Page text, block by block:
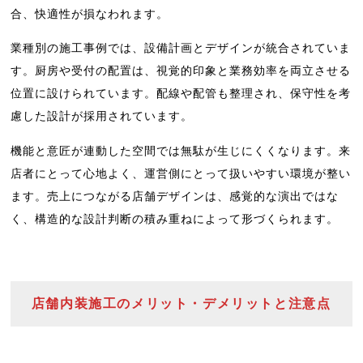
合、快適性が損なわれます。
業種別の施工事例では、設備計画とデザインが統合されていま
す。厨房や受付の配置は、視覚的印象と業務効率を両立させる
位置に設けられています。配線や配管も整理され、保守性を考
慮した設計が採用されています。
機能と意匠が連動した空間では無駄が生じにくくなります。来
店者にとって心地よく、運営側にとって扱いやすい環境が整い
ます。売上につながる店舗デザインは、感覚的な演出ではな
く、構造的な設計判断の積み重ねによって形づくられます。
店舗内装施工のメリット・デメリットと注意点